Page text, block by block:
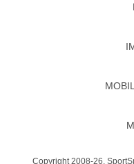
Copyright 2008-26.